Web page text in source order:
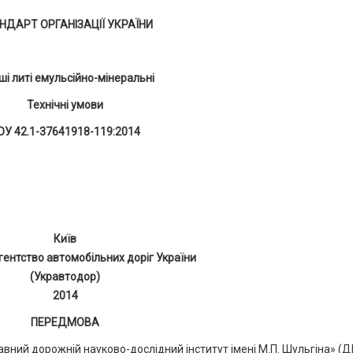
ОРГАНІЗАЦІЇ УКРАЇНИ
литі емульсійно-мінеральні
Технічні умови
42.1-37641918-119:2014
Київ
автомобільних доріг України
(Укравтодор)
2014
ПЕРЕДМОВА
дорожній науково-дослідний інститут імені М.П. Шульгіна»